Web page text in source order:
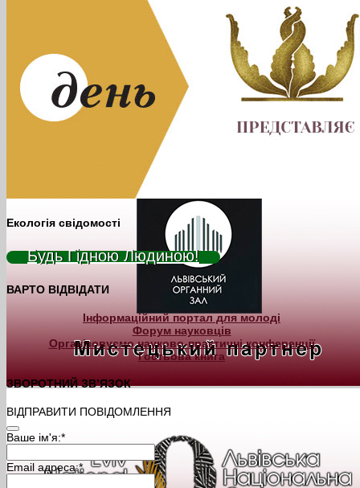
Екологія свідомості
Будь Гідною Людиною!
ВАРТО ВІДВІДАТИ
Інформаційний портал для молоді
Форум науковців
Організовуємо науково-практичні конференції
Гостьова книга
ЗВОРОТНИЙ ЗВ’ЯЗОК
ВІДПРАВИТИ ПОВІДОМЛЕННЯ
Ваше ім'я:*
Email адреса:*